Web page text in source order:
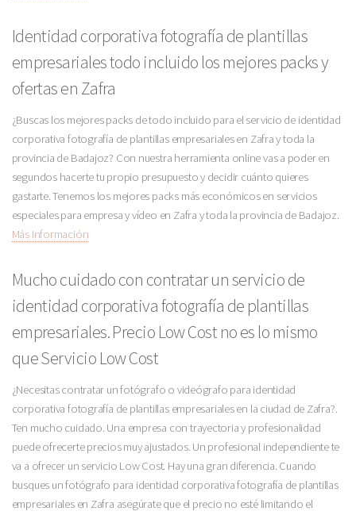
Identidad corporativa fotografía de plantillas
empresariales todo incluido los mejores packs y
ofertas en Zafra
¿Buscas los mejores packs de todo incluido para el servicio de identidad
corporativa fotografía de plantillas empresariales en Zafra y toda la
provincia de Badajoz? Con nuestra herramienta online vas a poder en
segundos hacerte tu propio presupuesto y decidir cuánto quieres
gastarte. Tenemos los mejores packs más económicos en servicios
especiales para empresa y vídeo en Zafra y toda la provincia de Badajoz.
Más Información
Mucho cuidado con contratar un servicio de
identidad corporativa fotografía de plantillas
empresariales. Precio Low Cost no es lo mismo
que Servicio Low Cost
¿Necesitas contratar un fotógrafo o videógrafo para identidad
corporativa fotografía de plantillas empresariales en la ciudad de Zafra?.
Ten mucho cuidado. Una empresa con trayectoria y profesionalidad
puede ofrecerte precios muy ajustados. Un profesional independiente te
va a ofrecer un servicio Low Cost. Hay una gran diferencia. Cuando
busques un fotógrafo para identidad corporativa fotografía de plantillas
empresariales en Zafra asegúrate que el precio no esté limitando el